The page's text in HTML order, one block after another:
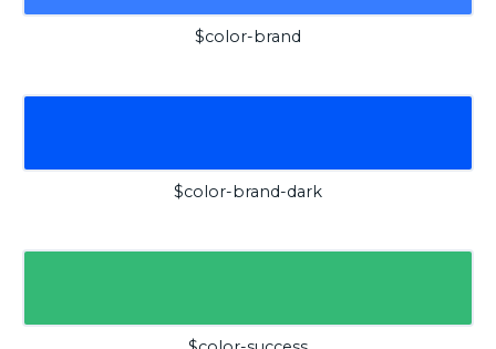
$color-brand
$color-brand-dark